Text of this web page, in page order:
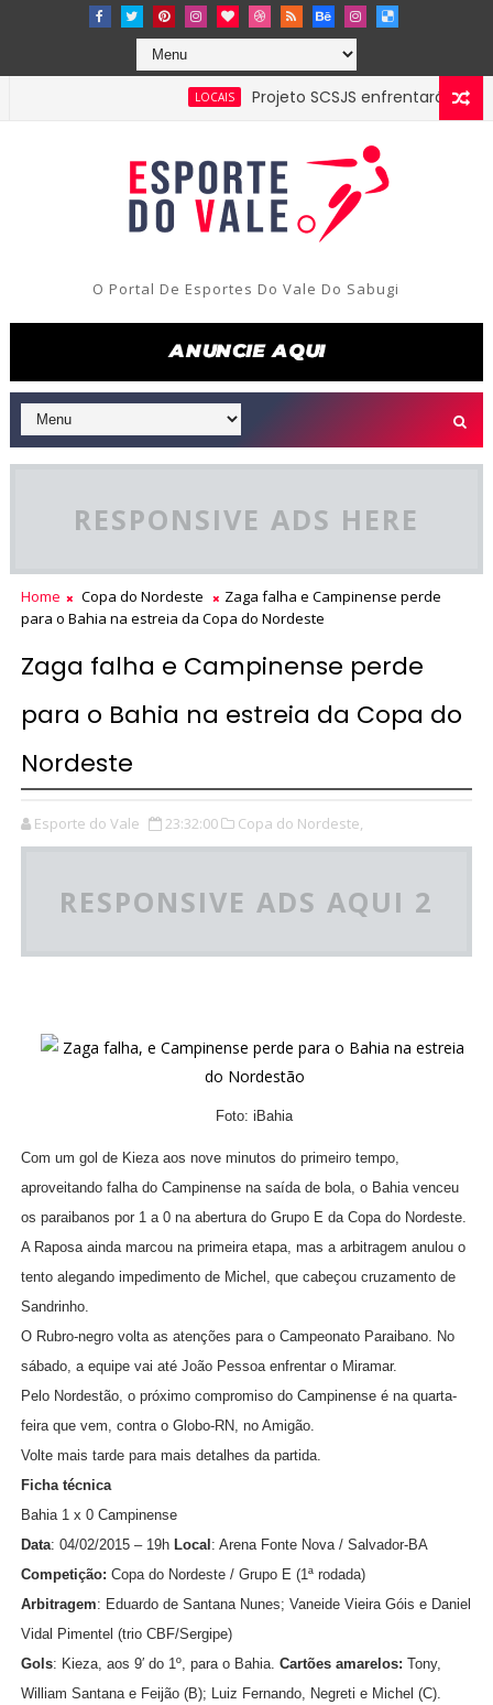
Projeto SCSJS enfrentará Milan de
O Portal De Esportes Do Vale Do Sabugi
RESPONSIVE ADS HERE
Home Copa do Nordeste
Zaga falha e Campinense perde
para o Bahia na estreia da Copa do Nordeste
Zaga falha e Campinense perde
para o Bahia na estreia da Copa do
Nordeste
Esporte do Vale 23:32:00 Copa do Nordeste,
RESPONSIVE ADS AQUI 2
Foto: iBahia
Com um gol de Kieza aos nove minutos do primeiro tempo,
aproveitando falha do Campinense na saída de bola, o Bahia venceu
os paraibanos por 1 a 0 na abertura do Grupo E da Copa do Nordeste.
A Raposa ainda marcou na primeira etapa, mas a arbitragem anulou o
tento alegando impedimento de Michel, que cabeçou cruzamento de
Sandrinho.
O Rubro-negro volta as atenções para o Campeonato Paraibano. No
sábado, a equipe vai até João Pessoa enfrentar o Miramar.
Pelo Nordestão, o próximo compromiso do Campinense é na quarta-
feira que vem, contra o Globo-RN, no Amigão.
Volte mais tarde para mais detalhes da partida.
Ficha técnica
Bahia 1 x 0 Campinense
Data: 04/02/2015 – 19h Local : Arena Fonte Nova / Salvador-BA
Competição: Copa do Nordeste / Grupo E (1ª rodada)
Arbitragem: Eduardo de Santana Nunes; Vaneide Vieira Góis e Daniel
Vidal Pimentel (trio CBF/Sergipe)
Gols: Kieza, aos 9′ do 1º, para o Bahia. Cartões amarelos: Tony,
William Santana e Feijão (B); Luiz Fernando, Negreti e Michel (C).